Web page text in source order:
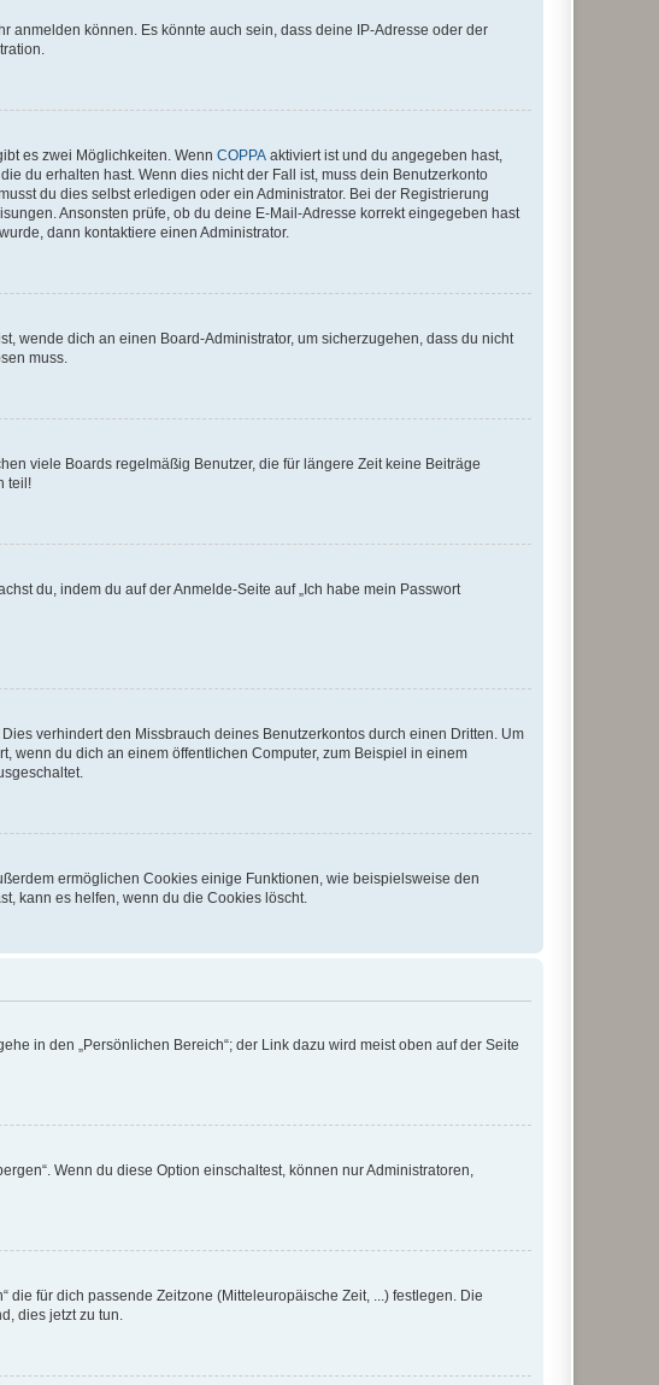
anmelden können. Es könnte auch sein, dass deine IP-Adresse oder der
es zwei Möglichkeiten. Wenn COPPA aktiviert ist und du angegeben hast,
du erhalten hast. Wenn dies nicht der Fall ist, muss dein Benutzerkonto
du dies selbst erledigen oder ein Administrator. Bei der Registrierung
Ansonsten prüfe, ob du deine E-Mail-Adresse korrekt eingegeben hast
dann kontaktiere einen Administrator.
wende dich an einen Board-Administrator, um sicherzugehen, dass du nicht
muss.
viele Boards regelmäßig Benutzer, die für längere Zeit keine Beiträge
teil!
du, indem du auf der Anmelde-Seite auf „Ich habe mein Passwort
verhindert den Missbrauch deines Benutzerkontos durch einen Dritten. Um
wenn du dich an einem öffentlichen Computer, zum Beispiel in einem
ermöglichen Cookies einige Funktionen, wie beispielsweise den
kann es helfen, wenn du die Cookies löscht.
in den „Persönlichen Bereich“; der Link dazu wird meist oben auf der Seite
Wenn du diese Option einschaltest, können nur Administratoren,
für dich passende Zeitzone (Mitteleuropäische Zeit, ...) festlegen. Die
dies jetzt zu tun.